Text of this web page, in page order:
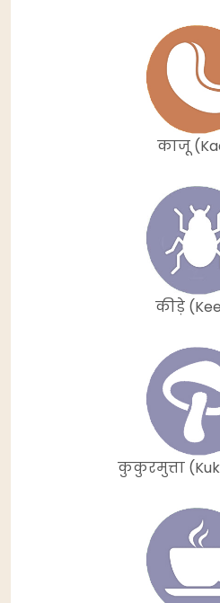
काजू
कीड़े
कुकुरमुत्ता